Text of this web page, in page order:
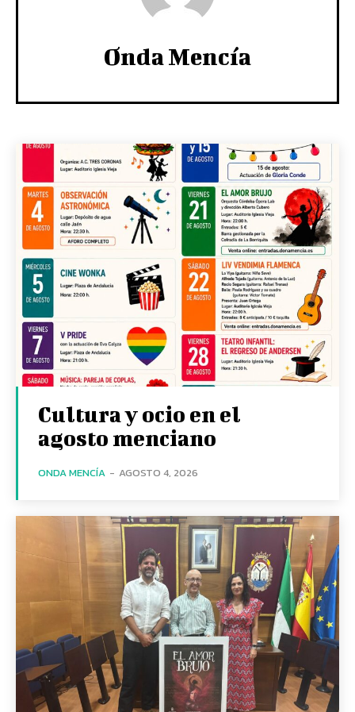
Onda Mencía
Cultura y ocio en el
agosto menciano
ONDA MENCÍA - AGOSTO 4, 2026